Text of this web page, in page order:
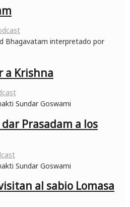
Bhagavatam interpretado por
a Krishna
Sundar Goswami
Prasadam a los
Sundar Goswami
al sabio Lomasa